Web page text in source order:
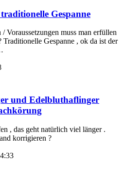
Gespanne
Voraussetzungen muss man erfüllen
Traditionelle Gespanne , ok da ist der
und Edelbluthaflinger
, das geht natürlich viel länger .
korrigieren ?